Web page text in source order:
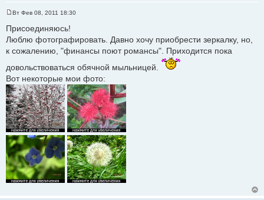
о
б
е
и
Вт Фев 08, 2011 18:30
Присоединяюсь!
Люблю фотографировать. Давно хочу приобрести зеркалку, но,
к сожалению, "финансы поют романсы". Приходится пока
довольствоваться обячной мыльницей.
Вот некоторые мои фото: